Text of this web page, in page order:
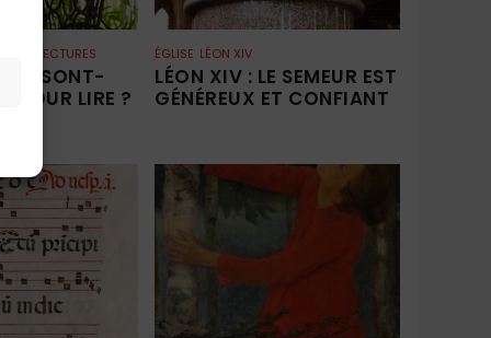
LECTURES
SONT-
POUR LIRE ?
ÉGLISE LÉON XIV
LÉON XIV : LE SEMEUR EST
GÉNÉREUX ET CONFIANT